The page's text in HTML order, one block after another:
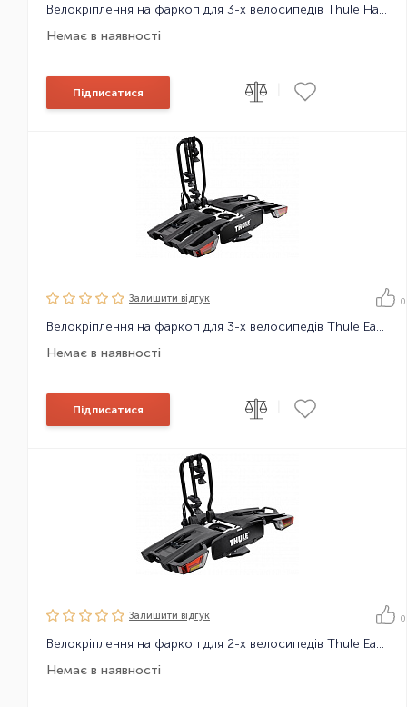
Велокріплення на фаркоп для 3-х велосипедів Thule HangOn 3 bike, no tilt
Немає в наявності
Підписатися
Залишити вiдгук 0
Велокріплення на фаркоп для 3-х велосипедів Thule EasyFold XT 3B 13pin Black w/o Bag and Rim Protect
Немає в наявності
Підписатися
Залишити вiдгук 0
Велокріплення на фаркоп для 2-х велосипедів Thule EasyFold XT 2B 13pin Black w/o Bag and Rim Protector
Немає в наявності